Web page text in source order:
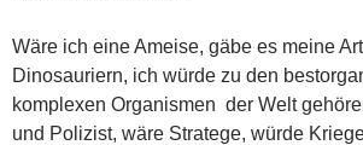
Wäre ich eine Ameise, gäbe es meine
Dinosauriern, ich würde zu den
komplexen Organismen der Welt
und Polizist, wäre Stratege, würde